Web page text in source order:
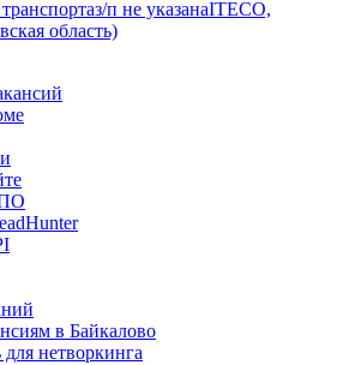
з/п не указанаITECO,
область)
ПО
в Байкалово
для нетворкинга